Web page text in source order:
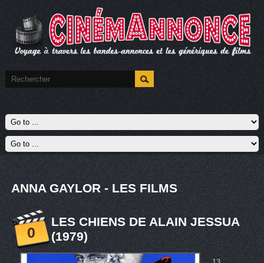
ANNA GAYLOR - LES FILMS
0
LES CHIENS DE ALAIN JESSUA
(1979)